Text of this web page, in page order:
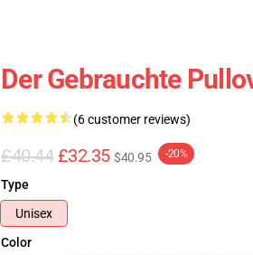
Der Gebrauchte
(6 customer reviews)
£40.44 £32.35 $40.95 -20%
Type
Unisex
Color